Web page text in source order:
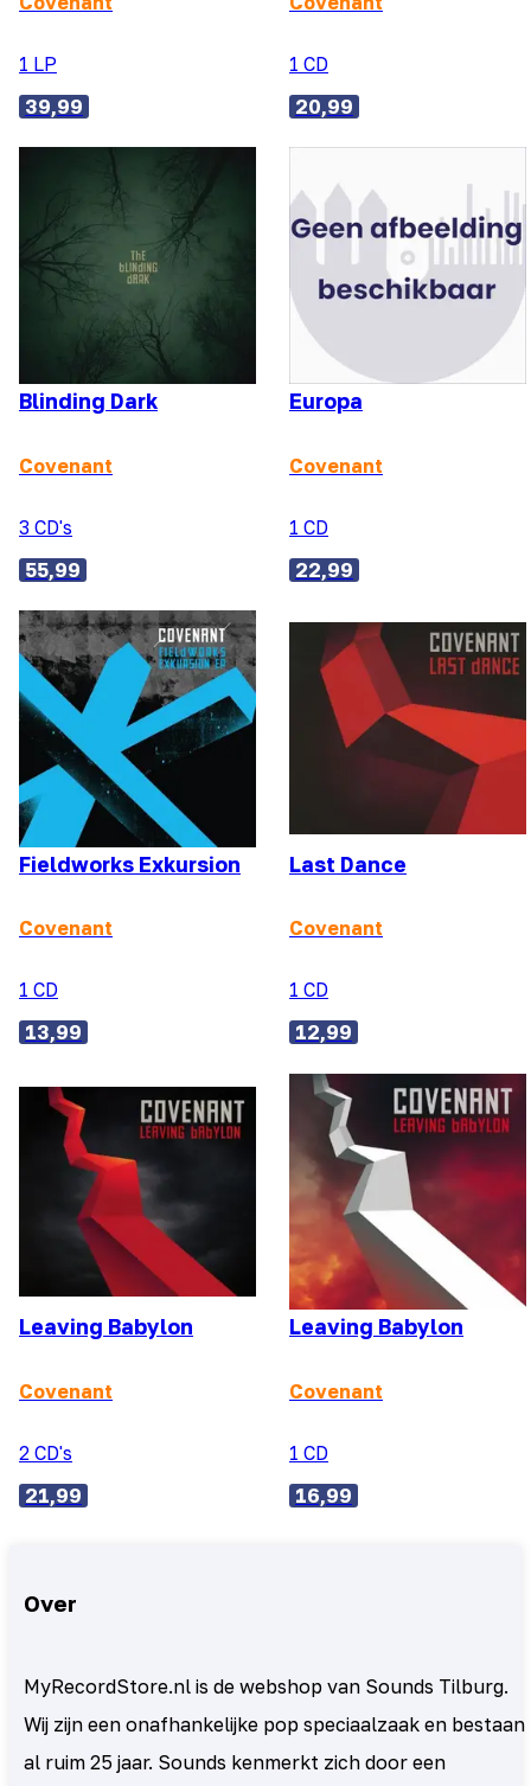
1 LP
39,99
1 CD
20,99
Blinding Dark
Covenant
3 CD's
55,99
Europa
Covenant
1 CD
22,99
Fieldworks Exkursion
Covenant
1 CD
13,99
Last Dance
Covenant
1 CD
12,99
Leaving Babylon
Covenant
2 CD's
21,99
Leaving Babylon
Covenant
1 CD
16,99
Over
MyRecordStore.nl is de webshop van Sounds Tilburg.
Wij zijn een onafhankelijke pop speciaalzaak en bestaan
al ruim 25 jaar. Sounds kenmerkt zich door een